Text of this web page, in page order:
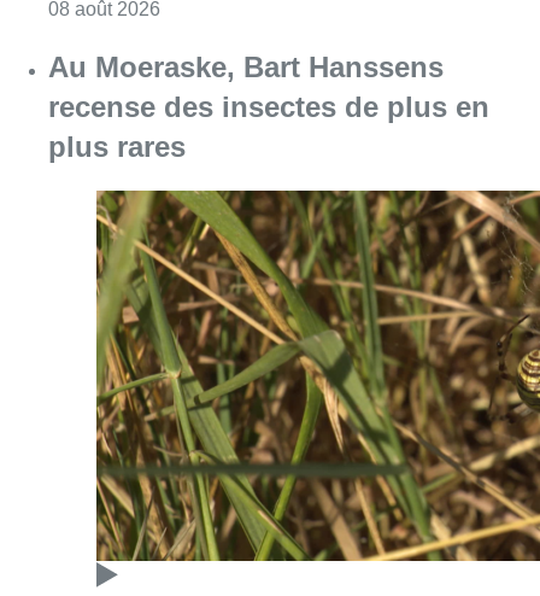
08 août 2026
Au Moeraske, Bart Hanssens
recense des insectes de plus en
plus rares